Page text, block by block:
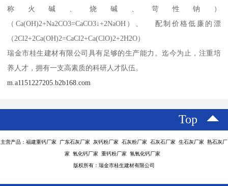
称火碱、烧碱、苛性钠）
（Ca(OH)2+Na2CO3=CaCO3↓+2NaOH）、 配制价格低廉的漂
（2Cl2+2Ca(OH)2=CaCl2+Ca(ClO)2+2H2O）
瑞金市桂生建材有限公司具有足够的生产能力。迄今为止，注重培
养人才，拥有一支高素质的科研人才队伍。
m.a1151227205.b2b168.com
Top
主营产品：福建重钙厂家 广东石灰厂家 灰钙粉厂家 石灰粉厂家 石灰石厂家 生石灰厂家 熟石灰厂
家 氧化钙厂家 重钙粉厂家 氢氧化钙厂家
版权所有：瑞金市桂生建材有限公司